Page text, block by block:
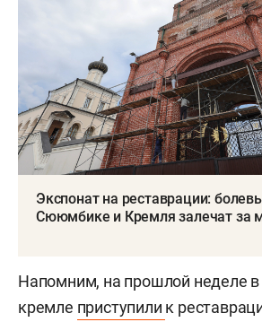
Экспонат на реставрации:
Сююмбике и Кремля залечат за
Напомним, на прошлой неделе
кремле приступили к